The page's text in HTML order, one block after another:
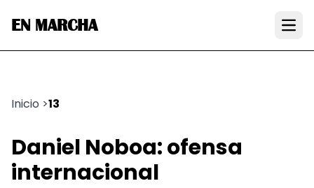
EN MARCHA
Inicio >13
Daniel Noboa: ofensa
internacional